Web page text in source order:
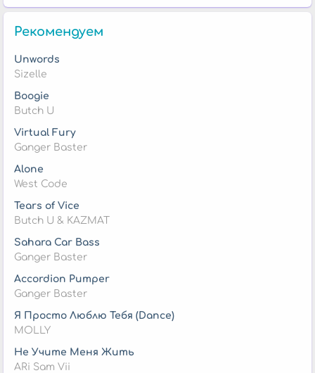
Рекомендуем
Unwords
Sizelle
Boogie
Butch U
Virtual Fury
Ganger Baster
Alone
West Code
Tears of Vice
Butch U & KAZMAT
Sahara Car Bass
Ganger Baster
Accordion Pumper
Ganger Baster
Я Просто Люблю Тебя (Dance)
MOLLY
Не Учите Меня Жить
ARi Sam Vii